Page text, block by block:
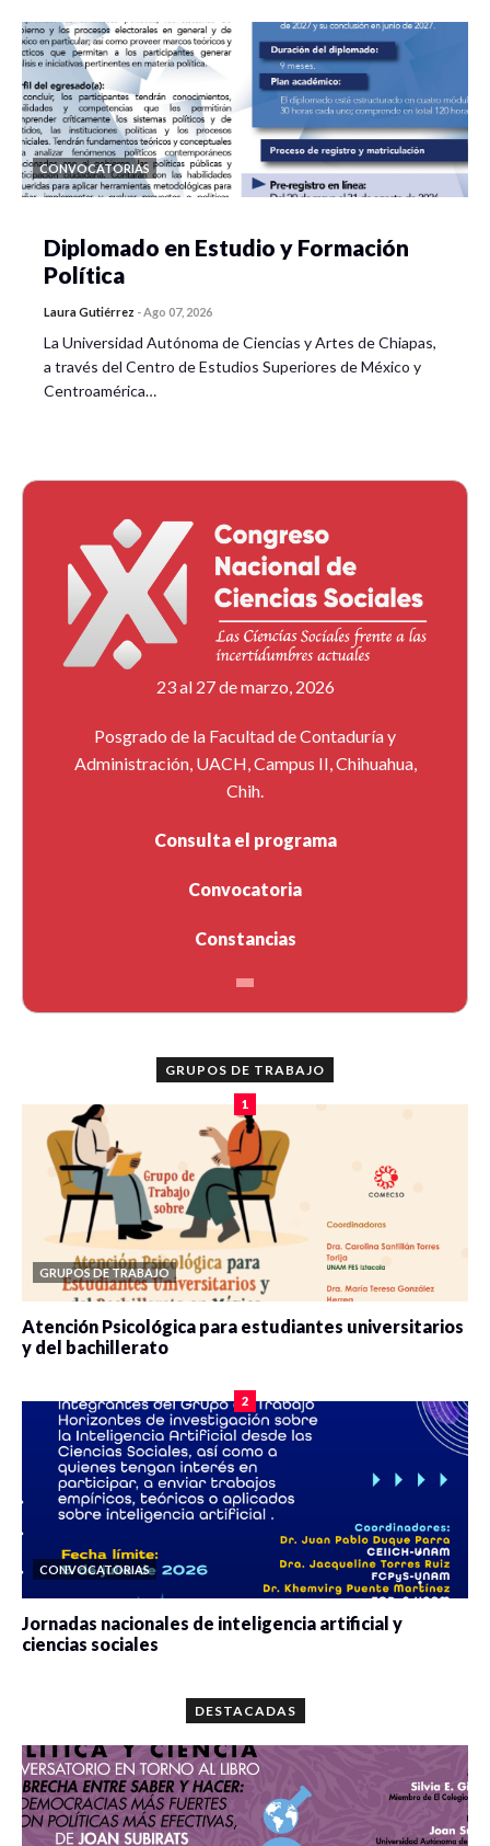
CONVOCATORIAS
Diplomado en Estudio y Formación
Política
Laura Gutiérrez -Ago 07, 2026
La Universidad Autónoma de Ciencias y Artes de Chiapas,
a través del Centro de Estudios Superiores de México y
Centroamérica…
23 al 27 de marzo, 2026
Posgrado de la Facultad de Contaduría y
Administración, UACH, Campus II, Chihuahua,
Chih.
Consulta el programa
Convocatoria
Constancias
GRUPOS DE TRABAJO
1
GRUPOS DE TRABAJO
Atención Psicológica para estudiantes universitarios
y del bachillerato
2
CONVOCATORIAS
Jornadas nacionales de inteligencia artificial y
ciencias sociales
DESTACADAS